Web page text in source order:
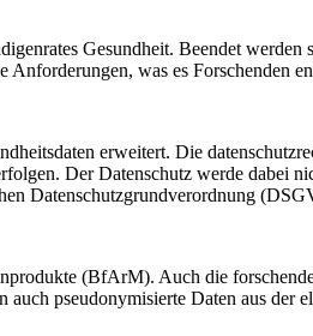
Gesundheit. Beendet
was es Forschenden
erweitert. Die
Der Datenschutz werde dabei
Datenschutz­grundverordnung
(BfArM). Auch die
pseudonymisierte Daten aus der